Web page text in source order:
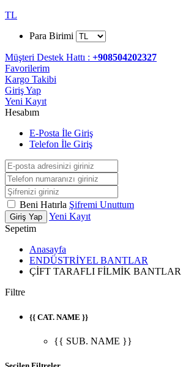
TL
Para Birimi
Müşteri Destek Hattı : +908504202327
Favorilerim
Kargo Takibi
Giriş Yap
Yeni Kayıt
Hesabım
E-Posta İle Giriş
Telefon İle Giriş
Beni Hatırla Şifremi Unuttum
Giriş Yap
Yeni Kayıt
Sepetim
Anasayfa
ENDÜSTRİYEL BANTLAR
ÇİFT TARAFLI FİLMİK BANTLAR
Filtre
{{ CAT. NAME }}
{{ SUB. NAME }}